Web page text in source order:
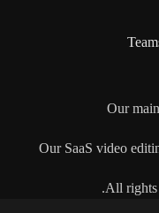
Our
Our SaaS video
All rights
.